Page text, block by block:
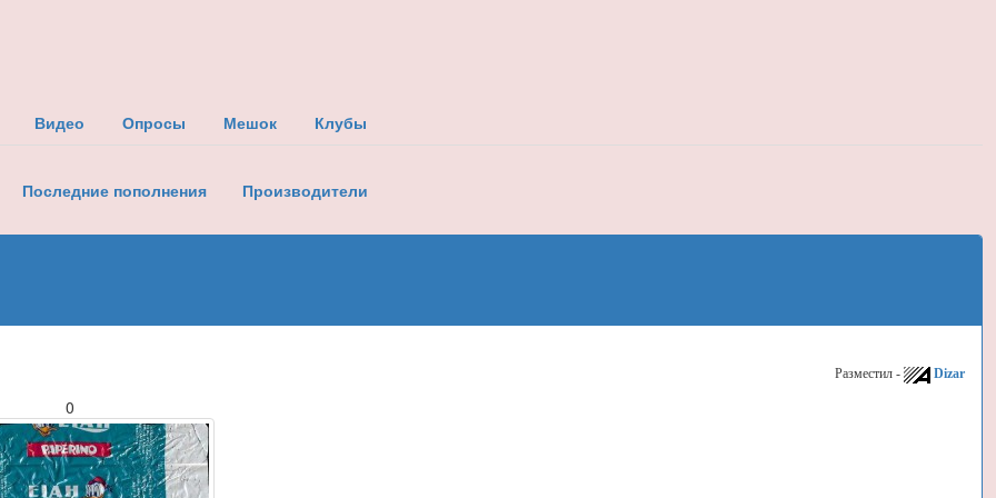
Видео Опросы Мешок Клубы
Последние пополнения Производители
Разместил - Dizar
0